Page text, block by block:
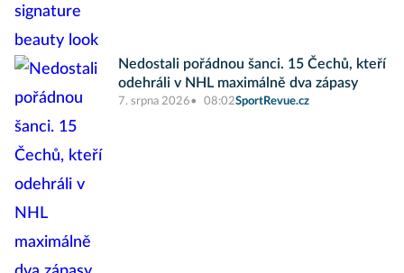
Nedostali pořádnou šanci. 15 Čechů, kteří
odehráli v NHL maximálně dva zápasy
7. srpna 2026 08:02SportRevue.cz